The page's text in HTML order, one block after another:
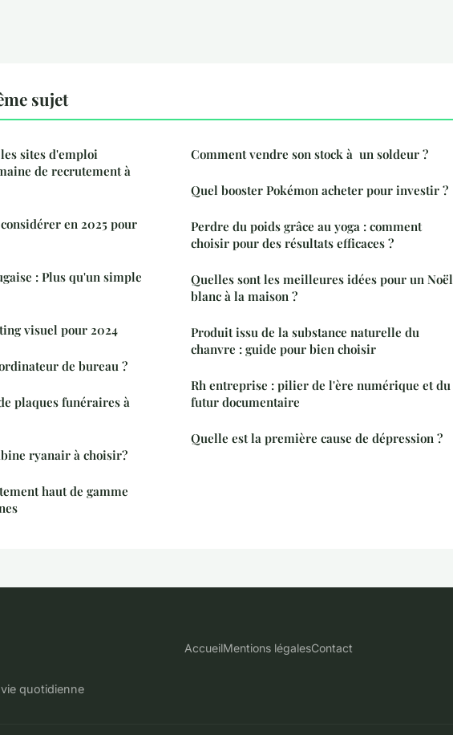
sujet
sites d'emploi
de recrutement à
en 2025 pour
: Plus qu'un simple
visuel pour 2024
de bureau ?
plaques funéraires à
ryanair à choisir?
haut de gamme
Comment vendre son stock à un soldeur ?
Quel booster Pokémon acheter pour investir ?
Perdre du poids grâce au yoga : comment
choisir pour des résultats efficaces ?
Quelles sont les meilleures idées pour un Noël
blanc à la maison ?
Produit issu de la substance naturelle du
chanvre : guide pour bien choisir
Rh entreprise : pilier de l'ère numérique et du
futur documentaire
Quelle est la première cause de dépression ?
quotidienne
AccueilMentions légalesContact